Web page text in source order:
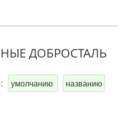
ДОБРОСТАЛЬ
умолчанию
названию